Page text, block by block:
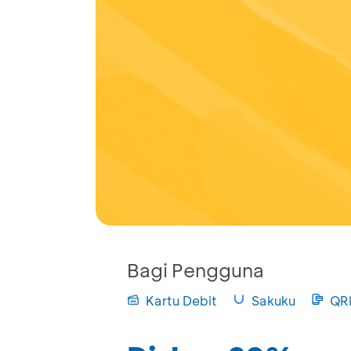
Bagi Pengguna
Kartu Debit Sakuku